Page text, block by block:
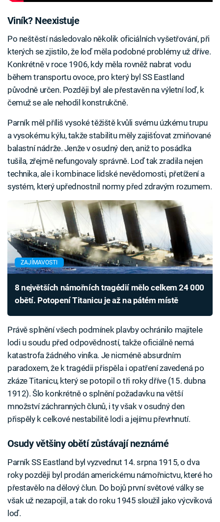
Viník? Neexistuje
Po neštěstí následovalo několik oficiálních vyšetřování, při
kterých se zjistilo, že loď měla podobné problémy už dříve.
Konkrétně v roce 1906, kdy měla rovněž nabrat vodu
během transportu ovoce, pro který byl SS Eastland
původně určen. Později byl ale přestavěn na výletní loď, k
čemuž se ale nehodil konstrukčně.
Parník měl příliš vysoké těžiště kvůli svému úzkému trupu
a vysokému kýlu, takže stabilitu měly zajišťovat zmiňované
balastní nádrže. Jenže v osudný den, aniž to posádka
tušila, zřejmě nefungovaly správně. Loď tak zradila nejen
technika, ale i kombinace lidské nevědomosti, přetížení a
systém, který upřednostnil normy před zdravým rozumem.
ZAJÍMAVOSTI
8 největších námořních tragédií mělo celkem 24 000
obětí. Potopení Titanicu je až na pátém místě
Právě splnění všech podmínek plavby ochránilo majitele
lodi u soudu před odpovědností, takže oficiálně nemá
katastrofa žádného viníka. Je nicméně absurdním
paradoxem, že k tragédii přispěla i opatření zavedená po
zkáze Titanicu, který se potopil o tři roky dříve (15. dubna
1912). Šlo konkrétně o splnění požadavku na větší
množství záchranných člunů, i ty však v osudný den
přispěly k celkové nestabilitě lodi a jejímu převrhnutí.
Osudy většiny obětí zůstávají neznámé
Parník SS Eastland byl vyzvednut 14. srpna 1915, o dva
roky později byl prodán americkému námořnictvu, které ho
přestavělo na dělový člun. Do bojů první světové války se
však už nezapojil, a tak do roku 1945 sloužil jako výcviková
loď.